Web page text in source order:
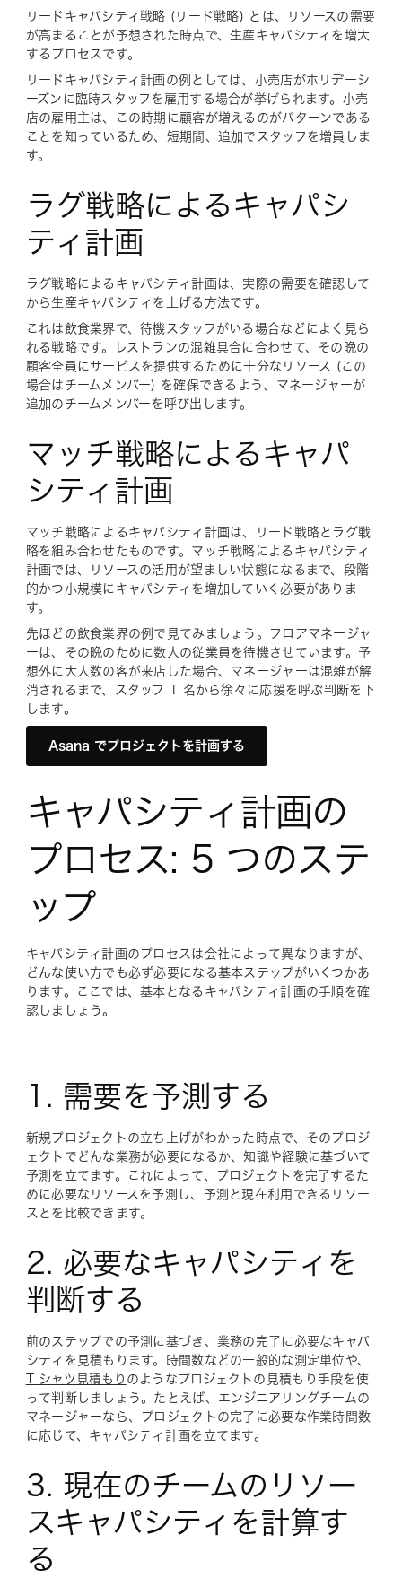
リードキャパシティ戦略 (リード戦略) とは、リソースの需要
が高まることが予想された時点で、生産キャパシティを増大
するプロセスです。
リードキャパシティ計画の例としては、小売店がホリデーシ
ーズンに臨時スタッフを雇用する場合が挙げられます。小売
店の雇用主は、この時期に顧客が増えるのがパターンである
ことを知っているため、短期間、追加でスタッフを増員しま
す。
ラグ戦略によるキャパシ
ティ計画
ラグ戦略によるキャパシティ計画は、実際の需要を確認して
から生産キャパシティを上げる方法です。
これは飲食業界で、待機スタッフがいる場合などによく見ら
れる戦略です。レストランの混雑具合に合わせて、その晩の
顧客全員にサービスを提供するために十分なリソース (この
場合はチームメンバー) を確保できるよう、マネージャーが
追加のチームメンバーを呼び出します。
マッチ戦略によるキャパ
シティ計画
マッチ戦略によるキャパシティ計画は、リード戦略とラグ戦
略を組み合わせたものです。マッチ戦略によるキャパシティ
計画では、リソースの活用が望ましい状態になるまで、段階
的かつ小規模にキャパシティを増加していく必要がありま
す。
先ほどの飲食業界の例で見てみましょう。フロアマネージャ
ーは、その晩のために数人の従業員を待機させています。予
想外に大人数の客が来店した場合、マネージャーは混雑が解
消されるまで、スタッフ 1 名から徐々に応援を呼ぶ判断を下
します。
Asana でプロジェクトを計画する
キャパシティ計画の
プロセス: 5 つのステ
ップ
キャパシティ計画のプロセスは会社によって異なりますが、
どんな使い方でも必ず必要になる基本ステップがいくつかあ
ります。ここでは、基本となるキャパシティ計画の手順を確
認しましょう。
1. 需要を予測する
新規プロジェクトの立ち上げがわかった時点で、そのプロジ
ェクトでどんな業務が必要になるか、知識や経験に基づいて
予測を立てます。これによって、プロジェクトを完了するた
めに必要なリソースを予測し、予測と現在利用できるリソー
スとを比較できます。
2. 必要なキャパシティを
判断する
前のステップでの予測に基づき、業務の完了に必要なキャパ
シティを見積もります。時間数などの一般的な測定単位や、
T シャツ見積もり のようなプロジェクトの見積もり手段を使
って判断しましょう。たとえば、エンジニアリングチームの
マネージャーなら、プロジェクトの完了に必要な作業時間数
に応じて、キャパシティ計画を立てます。
3. 現在のチームのリソー
スキャパシティを計算す
る